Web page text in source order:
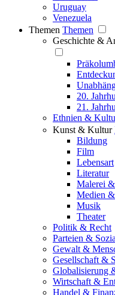
Uruguay
Venezuela
Themen Themen
Geschichte &
20.
21.
Ethnien &
Kunst & Kultur
Bildung
Film
Lebensart
Literatur
Malerei
Medien
Musik
Theater
Politik & Recht
Parteien &
Gewalt &
Gesellschaft &
Globalisierung
Wirtschaft &
Handel &